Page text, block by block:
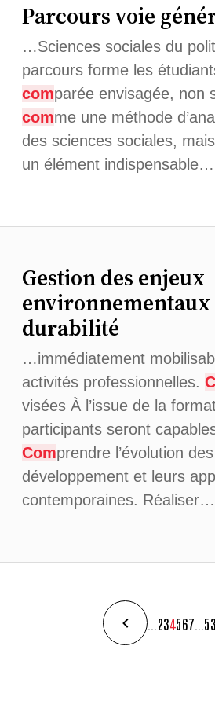
Parcours voie
…Sciences sociales du
parcours forme les
comparée envisagée, non
comme une méthode
des sciences sociales,
un élément indispensable…
Gestion des enjeux
environnementaux
durabilité
…immédiatement
activités professionnelles.
visées À l’issue de la
participants seront
Comprendre l’évolution
développement et leurs
contemporaines. Réaliser…
234567 53